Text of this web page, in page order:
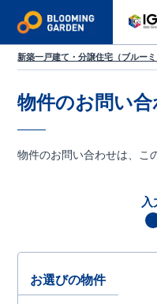
新築一戸建て・分譲住宅（ブルー
物件のお問い
物件のお問い合わせは、こ
お選びの物件
入